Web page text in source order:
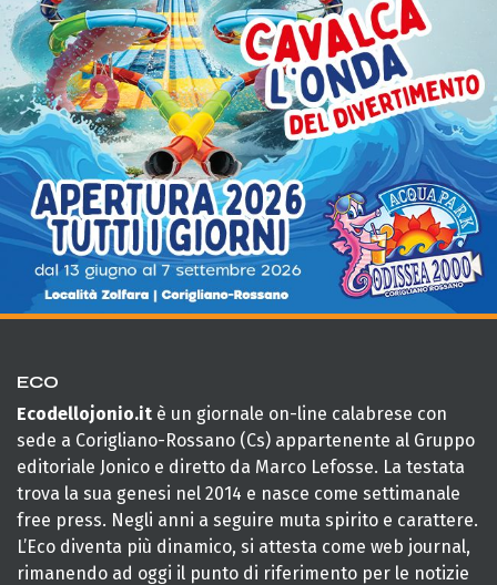
ECO
Ecodellojonio.it è un giornale on-line calabrese con
sede a Corigliano-Rossano (Cs) appartenente al Gruppo
editoriale Jonico e diretto da Marco Lefosse. La testata
trova la sua genesi nel 2014 e nasce come settimanale
free press. Negli anni a seguire muta spirito e carattere.
L’Eco diventa più dinamico, si attesta come web journal,
rimanendo ad oggi il punto di riferimento per le notizie